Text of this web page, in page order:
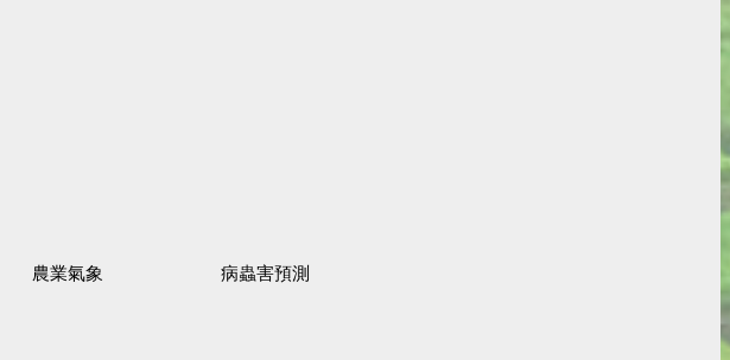
農業氣象 病蟲害預測